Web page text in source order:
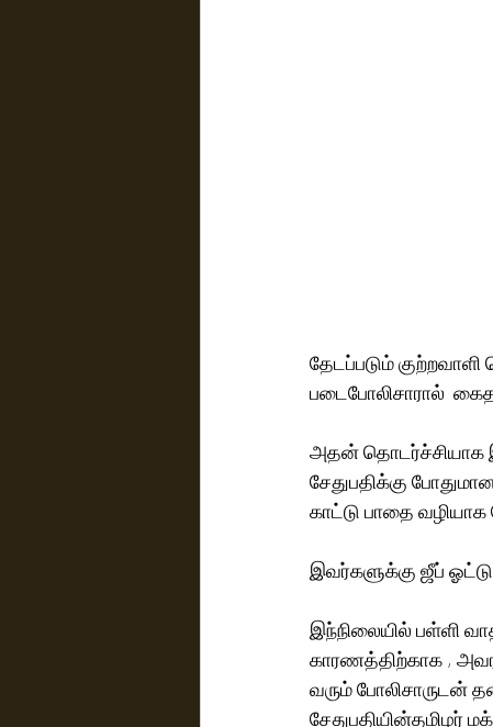
தேடப்படும் குற்றவாளி
படைபோலிசாரால்
அதன் தொடர்ச்சியாக
சேதுபதிக்கு
காட்டு பாதை
இவர்களுக்கு ஜீப்
இந்நிலையில் பள்ளி
காரணத்திற்காக ,
வரும்
சேதுபதியின்தமிழர்